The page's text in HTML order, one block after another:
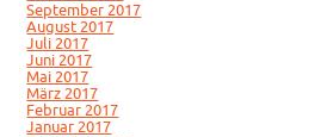
September 2017
August 2017
Juli 2017
Juni 2017
Mai 2017
März 2017
Februar 2017
Januar 2017